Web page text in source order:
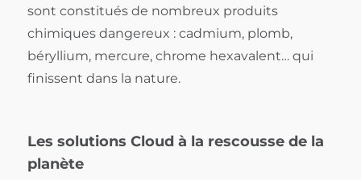
sont constitués de nombreux produits
chimiques dangereux : cadmium, plomb,
béryllium, mercure, chrome hexavalent… qui
finissent dans la nature.
Les solutions Cloud à la rescousse de la
planète